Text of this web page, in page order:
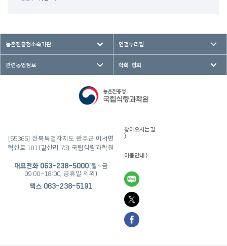
농촌진흥청소속기관 연결누리집
관련농업정보 학회·협회
[55365] 전북특별자치도 완주군 이서면
혁신로 181(갈산리 73) 국립식량과학원
대표전화 063-238-5000(월~금
09:00~18:00, 공휴일 제외)
팩스 063-238-5191
찾아오시는 길
>
이용안내 >